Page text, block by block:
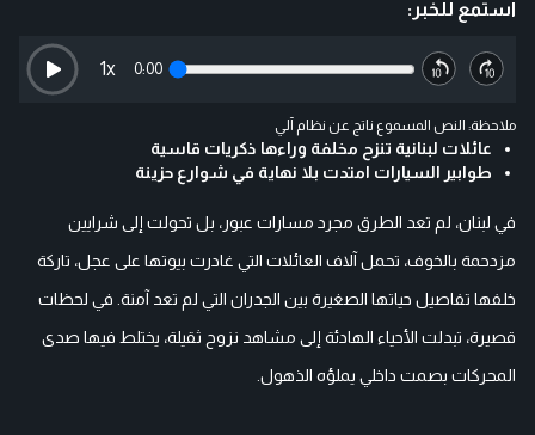
استمع للخبر:
0:00
1x
ملاحظة: النص المسموع ناتج عن نظام آلي
عائلات لبنانية تنزح مخلفة وراءها ذكريات قاسية
طوابير السيارات امتدت بلا نهاية في شوارع حزينة
في لبنان، لم تعد الطرق مجرد مسارات عبور، بل تحولت إلى شرايين
مزدحمة بالخوف، تحمل آلاف العائلات التي غادرت بيوتها على عجل، تاركة
خلفها تفاصيل حياتها الصغيرة بين الجدران التي لم تعد آمنة. في لحظات
قصيرة، تبدلت الأحياء الهادئة إلى مشاهد نزوح ثقيلة، يختلط فيها صدى
المحركات بصمت داخلي يملؤه الذهول.